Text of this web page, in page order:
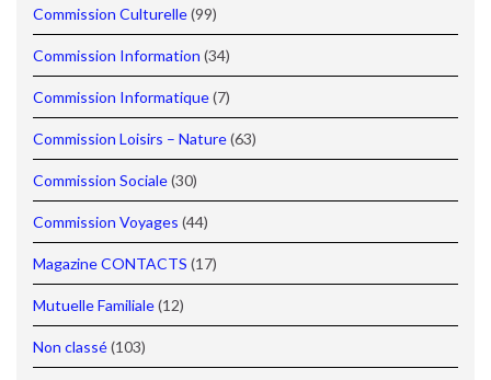
Commission Culturelle(99)
Commission Information (34)
Commission Informatique(7)
Commission Loisirs – Nature(63)
Commission Sociale(30)
Commission Voyages (44)
Magazine CONTACTS (17)
Mutuelle Familiale(12)
Non classé(103)